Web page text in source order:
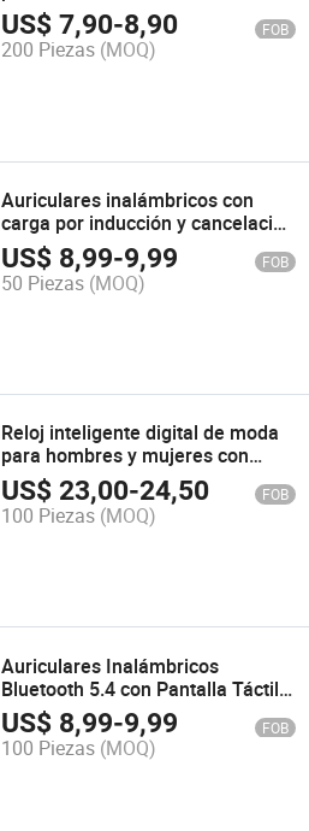
digital Mich Selfie 1080P HD
US$7,90-8,90 FOB
200 Piezas (MOQ)
Auriculares inalámbricos con
carga por inducción y cancelación
de ruido originales 1: 1
auriculares Bluetooth
US$ 8,99-9,99 FOB
50 Piezas (MOQ)
Reloj inteligente digital de moda
para hombres y mujeres con
idiomas de muchos países
US$23,00-24,50 FOB
100 Piezas (MOQ)
Auriculares Inalámbricos
Bluetooth 5.4 con Pantalla Táctil
Multifuncional para Ios Android
US$ 8,99-9,99 FOB
100 Piezas (MOQ)